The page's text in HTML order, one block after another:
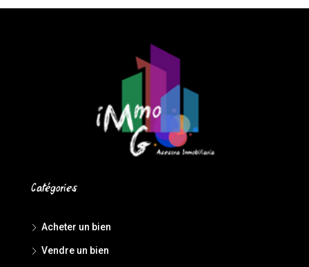
Catégories
Acheter un bien
Vendre un bien